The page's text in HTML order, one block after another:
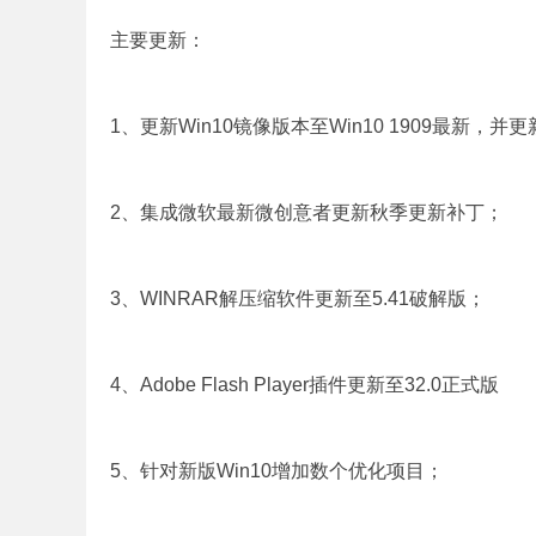
主要更新：
1、更新Win10镜像版本至Win10 1909最新，并更
2、集成微软最新微创意者更新秋季更新补丁；
3、WINRAR解压缩软件更新至5.41破解版；
4、Adobe Flash Player插件更新至32.0正式版
5、针对新版Win10增加数个优化项目；